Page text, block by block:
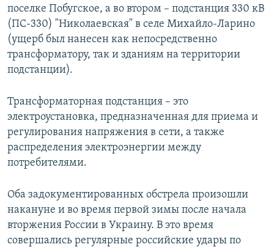
поселке Побугское, а во втором – подстанция 330 кВ
(ПС-330) "Николаевская" в селе Михайло-Ларино
(ущерб был нанесен как непосредственно
трансформатору, так и зданиям на территории
подстанции).
Трансформаторная подстанция – это
электроустановка, предназначенная для приема и
регулирования напряжения в сети, а также
распределения электроэнергии между
потребителями.
Оба задокументированных обстрела произошли
накануне и во время первой зимы после начала
вторжения России в Украину. В это время
совершались регулярные российские удары по